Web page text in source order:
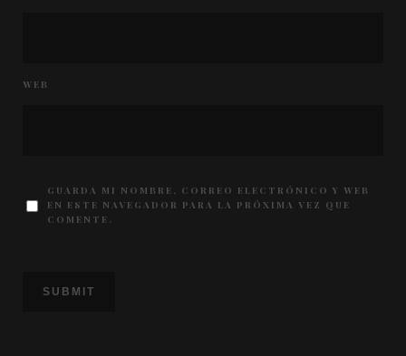
WEB
GUARDA MI NOMBRE, CORREO ELECTRÓNICO Y WEB
EN ESTE NAVEGADOR PARA LA PRÓXIMA VEZ QUE
COMENTE.